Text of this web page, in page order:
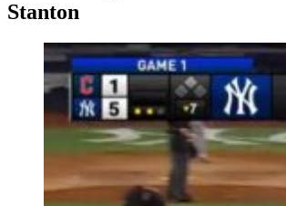
Stanton